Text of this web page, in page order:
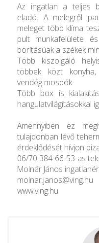
Az ingatlan a teljes
eladó. A melegről
meleget több klíma
pult munkafelülete
borításúak a székek
Több kiszolgáló
többek közt
vendég mosdók.
Több box is
hangulatvilágításokkal
Amennyiben ez
tulajdonban lévő
érdeklődését hívjon
06/70 384-66-53-as
Molnár János
molnar.janos@ving.hu
www.ving.hu